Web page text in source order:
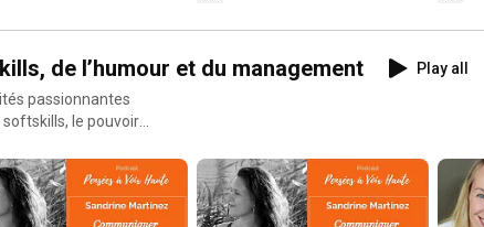
de l’humour et du management
Play all
passionnantes
le pouvoir
pour vous inspirer